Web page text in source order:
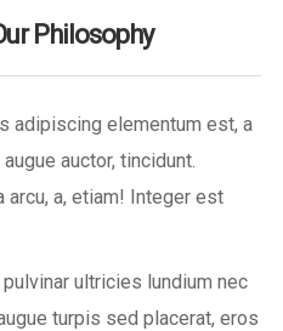
Philosophy
adipiscing elementum est, a
auctor, tincidunt.
arcu, a, etiam! Integer est
ultricies lundium nec
turpis sed placerat, eros